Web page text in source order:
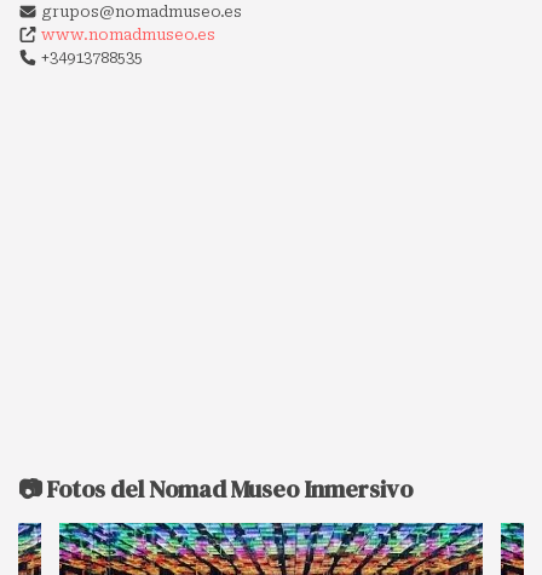
grupos@nomadmuseo.es
www.nomadmuseo.es
+34913788535
📷 Fotos del Nomad Museo Inmersivo